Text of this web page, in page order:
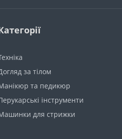
за тілом
та педикюр
інструменти
для стрижки